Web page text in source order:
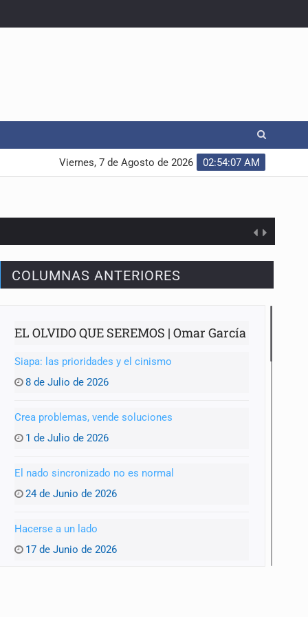
02:54:08 AM
Viernes, 7 de Agosto de 2026
COLUMNAS ANTERIORES
EL OLVIDO QUE SEREMOS | Omar García
Siapa: las prioridades y el cinismo
8 de Julio de 2026
Crea problemas, vende soluciones
1 de Julio de 2026
El nado sincronizado no es normal
24 de Junio de 2026
Hacerse a un lado
17 de Junio de 2026